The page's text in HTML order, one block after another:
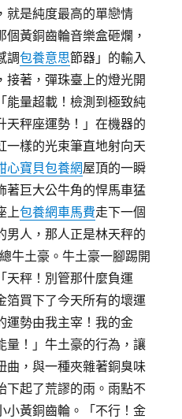
就是純度最高的單戀情
黃銅齒輪音樂盒砸爛，
調包養意思節器」的輸入
接著，彈珠臺上的燈光開
能量超載！檢測到極致純
天秤座運勢！」在機器的
一樣的光束筆直地射向天
心寶貝包養網屋頂的一瞬
著巨大公牛角的悍馬車猛
上包養網車馬費走下一個
男人，那人正是林天秤的
土豪。牛土豪一腳踢開
天秤！別管那什麼負運
箔買下了今天所有的壞運
運勢由我主宰！我的金
量！」牛土豪的行為，讓
曲，與一種夾雜著銅臭味
下起了荒謬的雨。雨點不
小黃銅齒輪。「不行！金